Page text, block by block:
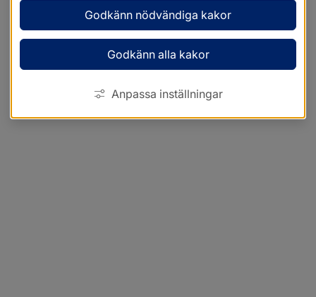
Godkänn nödvändiga kakor
Godkänn alla kakor
Anpassa inställningar